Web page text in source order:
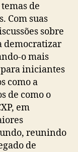
de
Com suas
sobre
democratizar
o mais
iniciantes
como a
de como o
em
reunindo
de